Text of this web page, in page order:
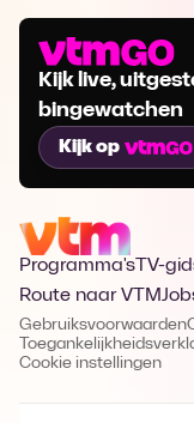
Kijk live,
bingewatchen
Kijk op
Programma's TV-
Route naar VTM
Gebruiksvoorwaarden
Cookie instellingen